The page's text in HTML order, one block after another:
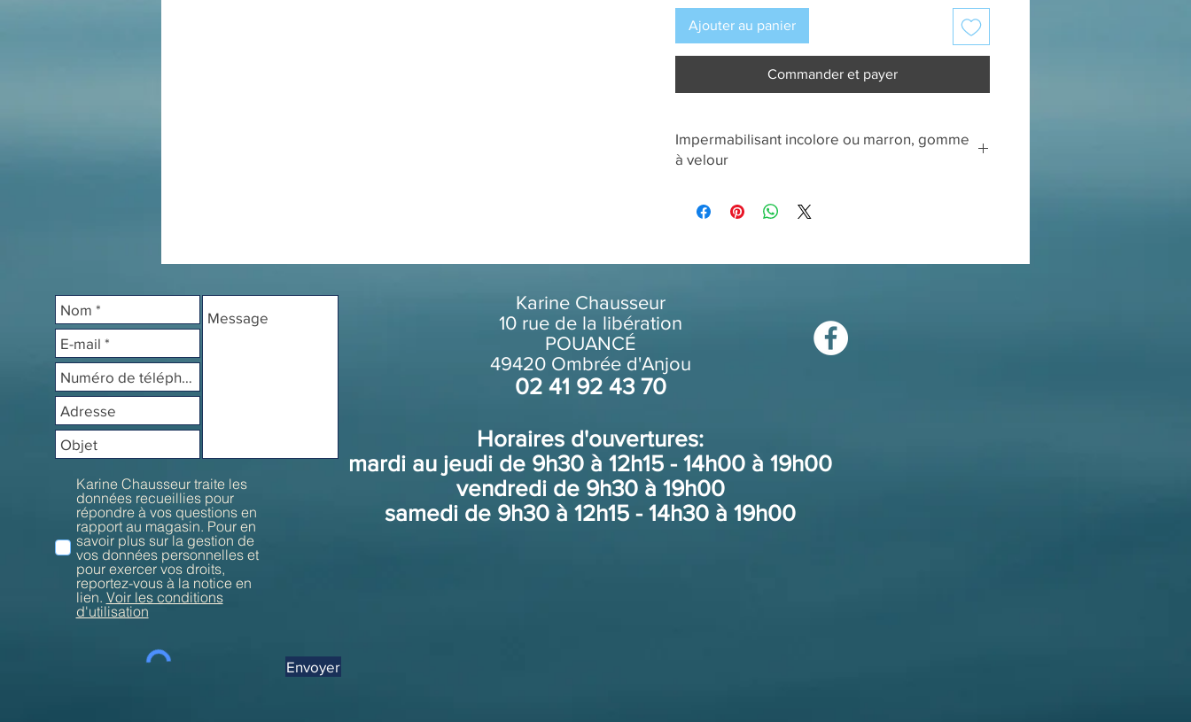
Ajouter au panier
Commander et payer
Impermabilisant incolore ou marron, gomme
à velour
Karine Chausseur
10 rue de la libération
POUANCÉ
49420 Ombrée d'Anjou
02 41 92 43 70
Horaires d'ouvertures:
mardi au jeudi de 9h30 à 12h15 - 14h00 à 19h00
vendredi de 9h30 à 19h00
samedi de 9h30 à 12h15 - 14h30 à 19h00
Karine Chausseur traite les
données recueillies pour
répondre à vos questions en
rapport au magasin. Pour en
savoir plus sur la gestion de
vos données personnelles et
pour exercer vos droits,
reportez-vous à la notice en
lien. Voir les conditions
d'utilisation
Envoyer